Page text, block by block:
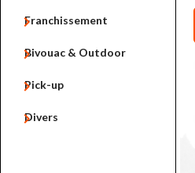
Franchissement

Bivouac & Outdoor

Pick-up

Divers
